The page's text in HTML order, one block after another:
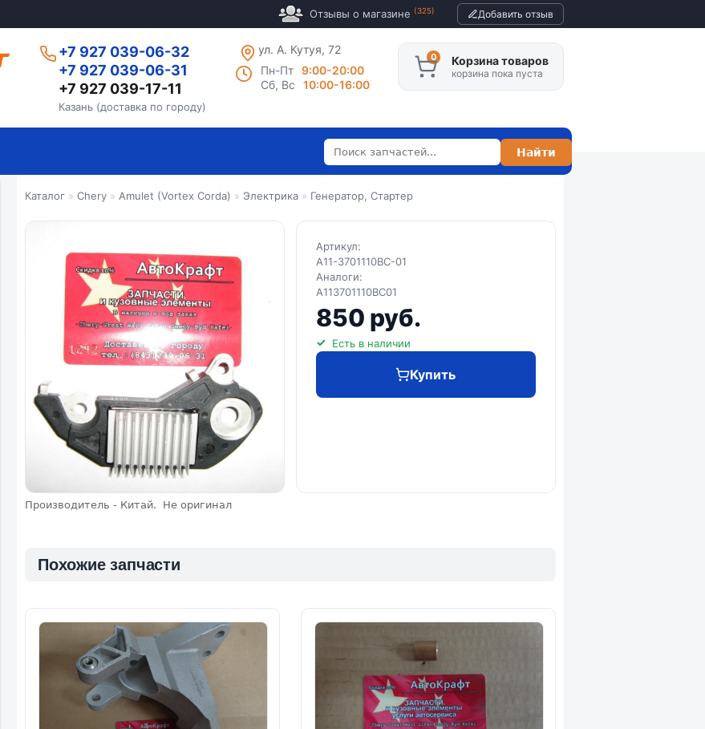
Отзывы о магазине (325) Добавить отзыв
+7 927 039-06-32
+7 927 039-06-31
+7 927 039-17-11
Казань (доставка по городу)
ул. А. Кутуя, 72
Пн-Пт
9:00-20:00
Сб, Вс
10:00-16:00
Корзина товаров
корзина пока пуста
Каталог » Chery » Amulet (Vortex Corda) » Электрика » Генератор, Стартер
Артикул:
A11-3701110BC-01
Аналоги:
A113701110BC01
850 руб.
Есть в наличии
Купить
Производитель - Китай. Не оригинал
Похожие запчасти